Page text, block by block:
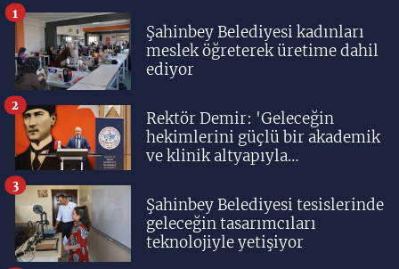
Şahinbey Belediyesi kadınları
meslek öğreterek üretime dahil
ediyor
1
Rektör Demir: 'Geleceğin
hekimlerini güçlü bir akademik
ve klinik altyapıyla
2
Şahinbey Belediyesi tesislerinde
geleceğin tasarımcıları
teknolojiyle yetişiyor
3